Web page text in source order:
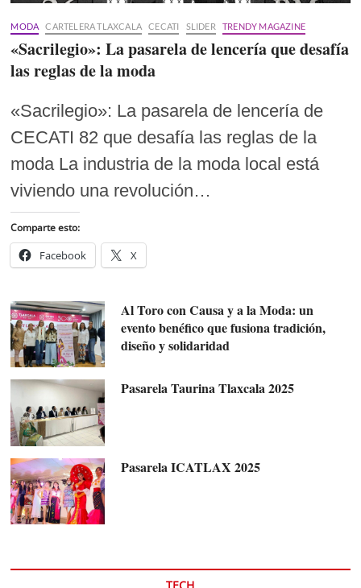
MODA CARTELERA TLAXCALA CECATI SLIDER TRENDY MAGAZINE
«Sacrilegio»: La pasarela de lencería que desafía
las reglas de la moda
«Sacrilegio»: La pasarela de lencería de
CECATI 82 que desafía las reglas de la
moda La industria de la moda local está
viviendo una revolución…
Comparte esto:
Facebook X
Al Toro con Causa y a la Moda: un
evento benéfico que fusiona tradición,
diseño y solidaridad
Pasarela Taurina Tlaxcala 2025
Pasarela ICATLAX 2025